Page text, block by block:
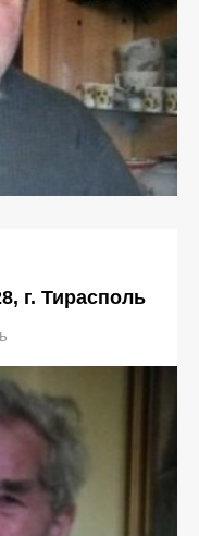
г. Тирасполь